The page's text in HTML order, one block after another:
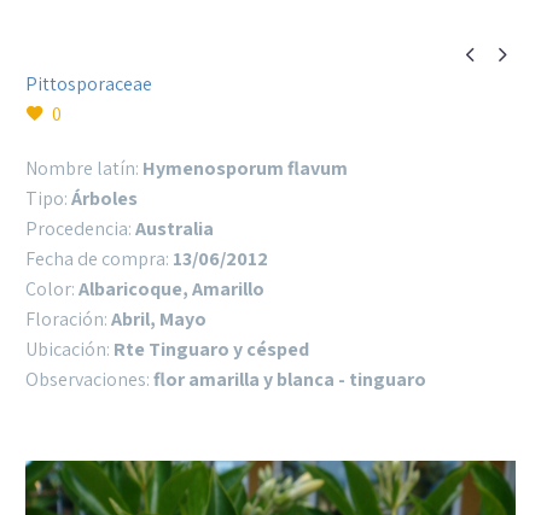
 
Pittosporaceae
0
Nombre latín: Hymenosporum flavum
Tipo:Árboles
Procedencia:Australia
Fecha de compra: 13/06/2012
Color:Albaricoque, Amarillo
Floración:Abril, Mayo
Ubicación: Rte Tinguaro y césped
Observaciones:flor amarilla y blanca - tinguaro